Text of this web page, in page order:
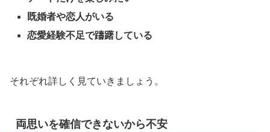
既婚者や恋人がいる
恋愛経験不足で躊躇している
それぞれ詳しく見ていきましょう。
両思いを確信できないから不安